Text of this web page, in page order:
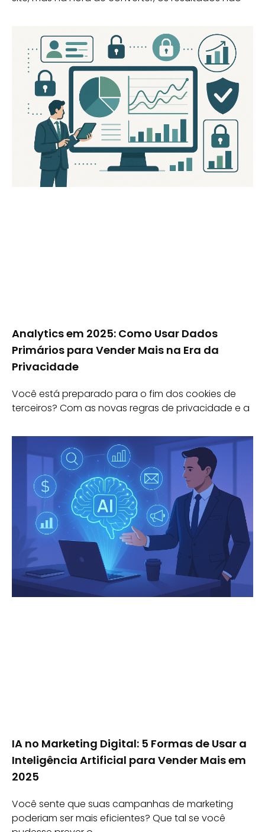
Analytics em 2025: Como Usar Dados
Primários para Vender Mais na Era da
Privacidade
Você está preparado para o fim dos cookies de
terceiros? Com as novas regras de privacidade e a
IA no Marketing Digital: 5 Formas de Usar a
Inteligência Artificial para Vender Mais em
2025
Você sente que suas campanhas de marketing
poderiam ser mais eficientes? Que tal se você